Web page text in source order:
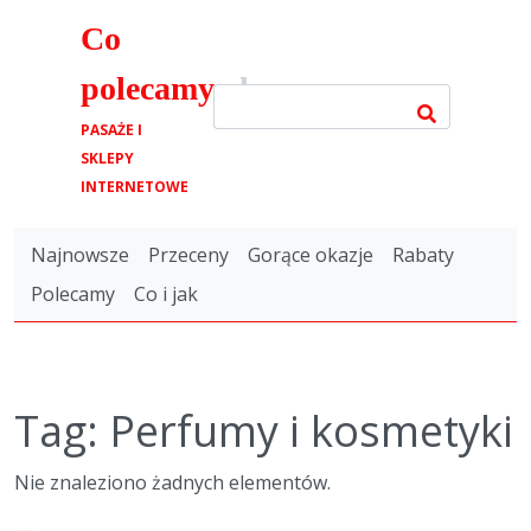
Co
polecamy.pl
PASAŻE I
SKLEPY
INTERNETOWE
Najnowsze Przeceny Gorące okazje
Rabaty
Polecamy
Co i jak
Tag: Perfumy i kosmetyki
Nie znaleziono żadnych elementów.